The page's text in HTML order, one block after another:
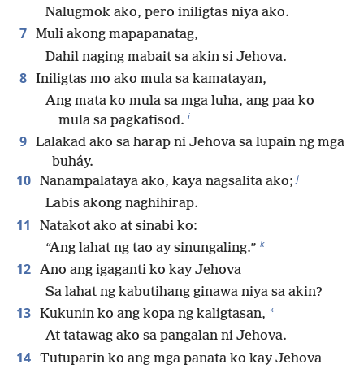
Nalugmok ako, pero iniligtas niya ako.
7 Muli akong mapapanatag,
Dahil naging mabait sa akin si Jehova.
8 Iniligtas mo ako mula sa kamatayan,
Ang mata ko mula sa mga luha, ang paa ko
mula sa pagkatisod. i
9 Lalakad ako sa harap ni Jehova sa lupain ng mga
buháy.
10 Nanampalataya ako, kaya nagsalita ako; j
Labis akong naghihirap.
11
Natakot ako at sinabi ko:
“Ang lahat ng tao ay sinungaling.” k
12 Ano ang igaganti ko kay Jehova
Sa lahat ng kabutihang ginawa niya sa akin?
13 Kukunin ko ang kopa ng kaligtasan, *
At tatawag ako sa pangalan ni Jehova.
14 Tutuparin ko ang mga panata ko kay Jehova